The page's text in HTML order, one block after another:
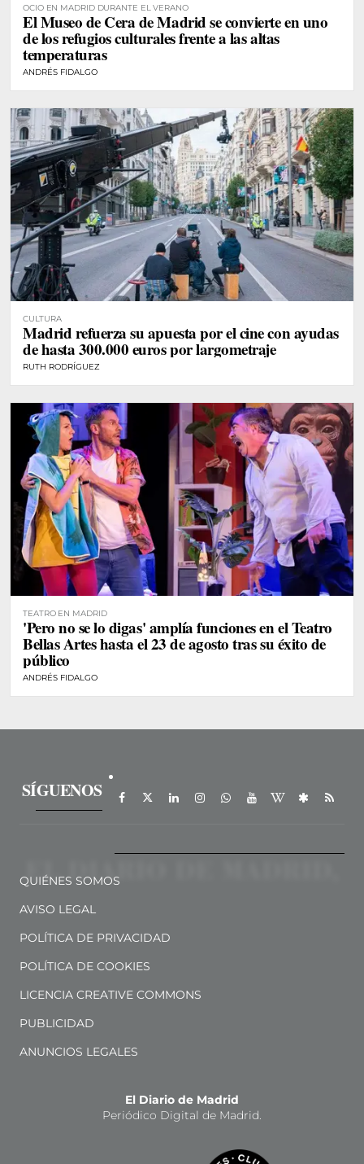
OCIO EN MADRID DURANTE EL VERANO
El Museo de Cera de Madrid se convierte en uno
de los refugios culturales frente a las altas
temperaturas
ANDRÉS FIDALGO
CULTURA
Madrid refuerza su apuesta por el cine con ayudas
de hasta 300.000 euros por largometraje
RUTH RODRÍGUEZ
TEATRO EN MADRID
'Pero no se lo digas' amplía funciones en el Teatro
Bellas Artes hasta el 23 de agosto tras su éxito de
público
ANDRÉS FIDALGO
SÍGUENOS
QUIÉNES SOMOS
AVISO LEGAL
POLÍTICA DE PRIVACIDAD
POLÍTICA DE COOKIES
LICENCIA CREATIVE COMMONS
PUBLICIDAD
ANUNCIOS LEGALES
El Diario de Madrid
Periódico Digital de Madrid.